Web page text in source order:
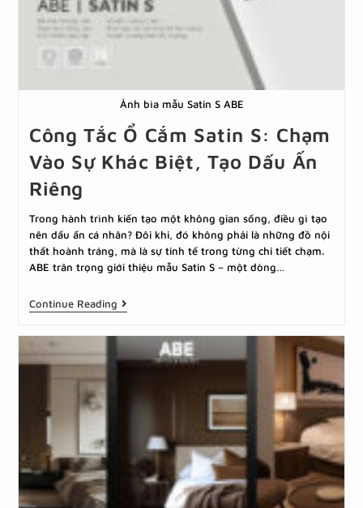
Ảnh bìa mẫu Satin S ABE
Công Tắc Ổ Cắm Satin S: Chạm
Vào Sự Khác Biệt, Tạo Dấu Ấn
Riêng
Trong hành trình kiến tạo một không gian sống, điều gì tạo
nên dấu ấn cá nhân? Đôi khi, đó không phải là những đồ nội
thất hoành tráng, mà là sự tinh tế trong từng chi tiết chạm.
ABE trân trọng giới thiệu mẫu Satin S – một dòng…
Continue Reading